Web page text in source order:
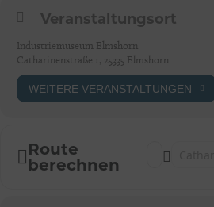
Veranstaltungsort
Industriemuseum Elmshorn
Catharinenstraße 1, 25335 Elmshorn
WEITERE VERANSTALTUNGEN
Route
berechnen
Address -